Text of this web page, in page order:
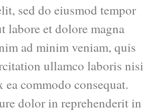
sed do eiusmod tempor
labore et dolore magna
ad minim veniam, quis
ullamco laboris nisi
commodo consequat.
dolor in reprehenderit in